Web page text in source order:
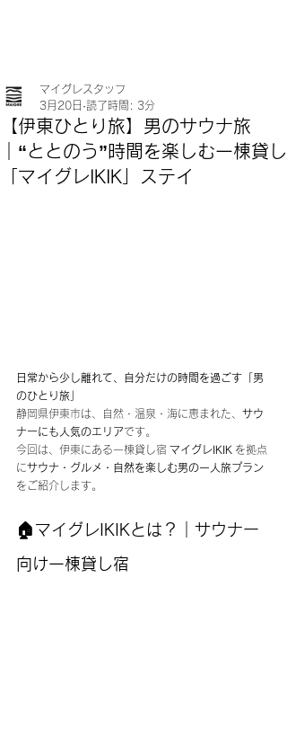
【伊東ひとり旅】男のサウナ旅
｜“ととのう”時間を楽しむ一棟貸し
「マイグレIKIK」ステイ
マイグレスタッフ
3月20日 読了時間: 3分
日常から少し離れて、自分だけの時間を過ごす「男
のひとり旅」
静岡県伊東市は、自然・温泉・海に恵まれた、 サウ
ナーにも人気のエリアです。
今回は、伊東にある一棟貸し宿 マイグレIKIK を拠点
にサウナ・グルメ・自然を楽しむ男の一人旅プラン
をご紹介します。
🏠マイグレIKIKとは？｜サウナー
向け一棟貸し宿